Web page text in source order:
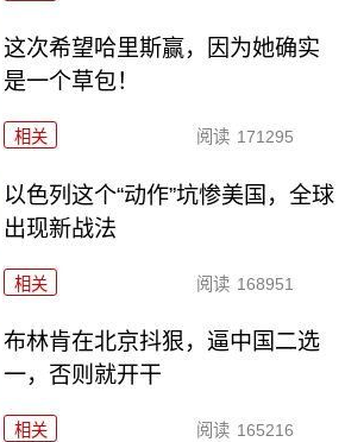
这次希望哈里斯赢，因为她确实
是一个草包！
相关 阅读 171295
以色列这个“动作”坑惨美国，全球
出现新战法
相关 阅读 168951
布林肯在北京抖狠，逼中国二选
一，否则就开干
相关 阅读 165216